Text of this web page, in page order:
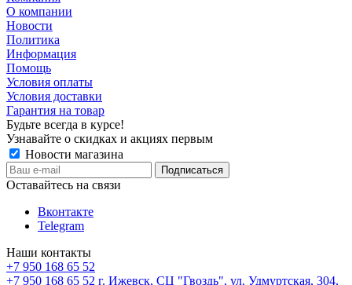
О компании
Новости
Политика
Информация
Помощь
Условия оплаты
Условия доставки
Гарантия на товар
Будьте всегда в курсе!
Узнавайте о скидках и акциях первым
Новости магазина
Оставайтесь на связи
Вконтакте
Telegram
Наши контакты
+7 950 168 65 52
+7 950 168 65 52 г. Ижевск, СЦ "Гвоздь", ул. Удмуртская, 304,